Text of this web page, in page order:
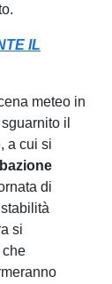
IL
meteo in
il
a cui si
di
si
che